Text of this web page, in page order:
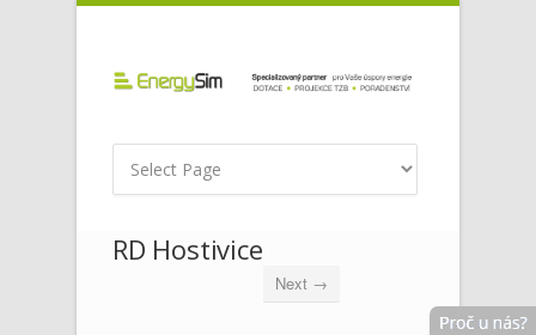
RD Hostivice
Next →